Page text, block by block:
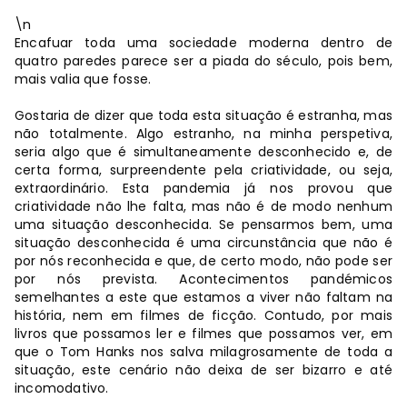
\n
Encafuar toda uma sociedade moderna dentro de
quatro paredes parece ser a piada do século, pois bem,
mais valia que fosse.
Gostaria de dizer que toda esta situação é estranha, mas
não totalmente. Algo estranho, na minha perspetiva,
seria algo que é simultaneamente desconhecido e, de
certa forma, surpreendente pela criatividade, ou seja,
extraordinário. Esta pandemia já nos provou que
criatividade não lhe falta, mas não é de modo nenhum
uma situação desconhecida. Se pensarmos bem, uma
situação desconhecida é uma circunstância que não é
por nós reconhecida e que, de certo modo, não pode ser
por nós prevista. Acontecimentos pandémicos
semelhantes a este que estamos a viver não faltam na
história, nem em filmes de ficção. Contudo, por mais
livros que possamos ler e filmes que possamos ver, em
que o Tom Hanks nos salva milagrosamente de toda a
situação, este cenário não deixa de ser bizarro e até
incomodativo.